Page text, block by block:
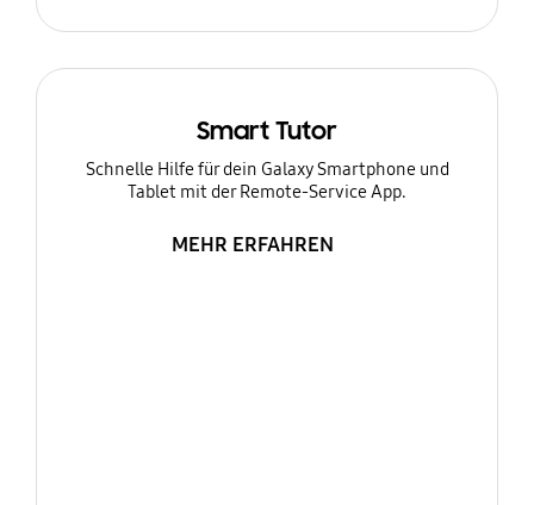
Smart Tutor
Schnelle Hilfe für dein Galaxy Smartphone und
Tablet mit der Remote-Service App.
MEHR ERFAHREN